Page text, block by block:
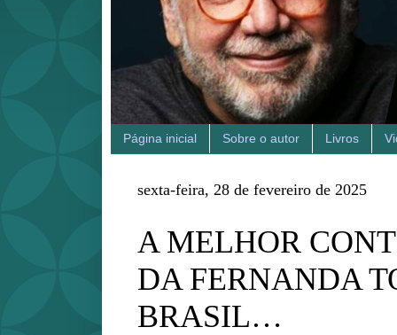
Página inicial Sobre o autor Livros
sexta-feira, 28 de fevereiro de 2025
A MELHOR
DA FERNANDA
BRASIL…